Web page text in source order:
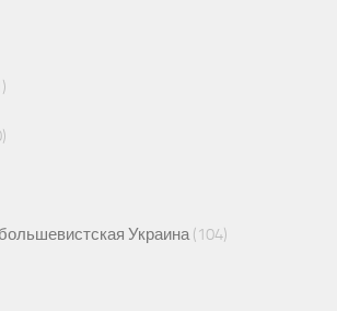
Украина(104)